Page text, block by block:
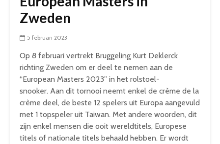
Zweden
5 februari 2023
Op 8 februari vertrekt Bruggeling Kurt Deklerck
richting Zweden om er deel te nemen aan de
“European Masters 2023” in het rolstoel-
snooker. Aan dit tornooi neemt enkel de crème de la
crème deel, de beste 12 spelers uit Europa aangevuld
met 1 topspeler uit Taiwan. Met andere woorden, dit
zijn enkel mensen die ooit wereldtitels, Europese
titels of nationale titels behaald hebben. Er wordt